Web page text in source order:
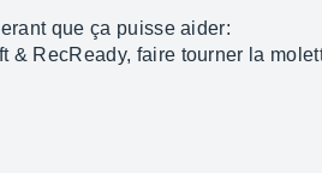
que ça puisse aider:
RecReady, faire tourner la